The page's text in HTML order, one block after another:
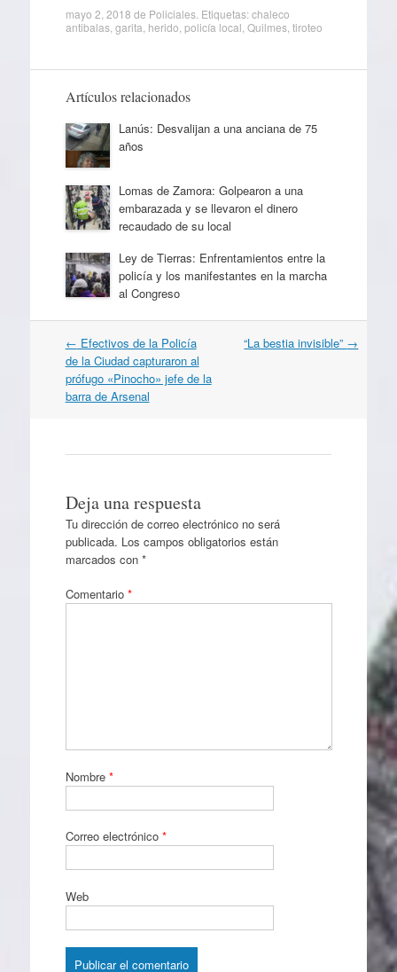
mayo 2, 2018 de Policiales. Etiquetas:chaleco
antibalas, garita herido policía local Quilmes, tiroteo
Artículos relacionados
Lanús: Desvalijan a una anciana de 75
años
Lomas de Zamora: Golpearon a una
embarazada y se llevaron el dinero
recaudado de su local
Ley de Tierras: Enfrentamientos entre la
policía y los manifestantes en la marcha
al Congreso
Navegación
por
artículos
← Efectivos de la Policía
de la Ciudad capturaron al
prófugo «Pinocho» jefe de la
barra de Arsenal
“La bestia invisible” →
Deja una respuesta
Tu dirección de correo electrónico no será
publicada. Los campos obligatorios están
marcados con *
Comentario *
Nombre *
Correo electrónico *
Web